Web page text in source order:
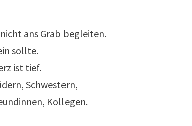
ans Grab begleiten.
sollte.
ist tief.
Schwestern,
Kollegen.